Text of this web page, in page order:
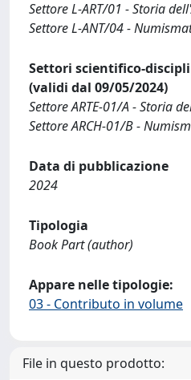
Settore L-ART/01 - Storia
Settore L-ANT/04 -
Settori scientifico-
(validi dal 09/05/2024)
Settore ARTE-01/A - Storia
Settore ARCH-01/B -
Data di pubblicazione
2024
Tipologia
Book Part (author)
Appare nelle tipologie:
03 - Contributo in volume
File in questo prodotto: